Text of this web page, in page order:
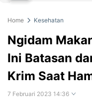
Home Kesehatan
Ngidam
Ini Batasan
Krim Saat
7 Februari 2023 14:36